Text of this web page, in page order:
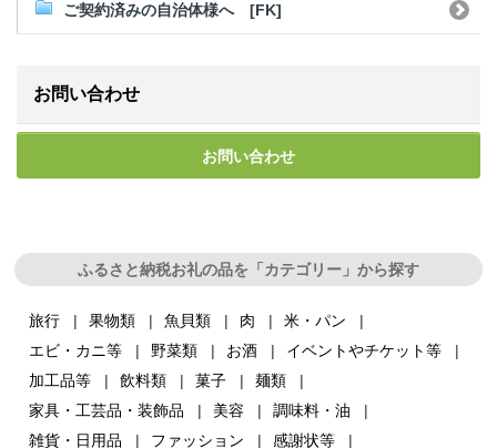
ご契約済みの自治体様へ [FK]
お問い合わせ
お問い合わせ
ふるさと納税お礼の品を「カテゴリー」から探す
旅行 果物類 魚貝類 肉
米・パン
エビ・カニ等
野菜類 お酒
イベントやチケット等
加工品等
飲料類 菓子
麺類
家具・工芸品・装飾品
美容
調味料・油
雑貨・日用品
ファッション
感謝状等